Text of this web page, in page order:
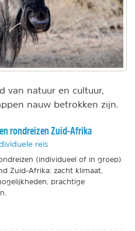
van natuur en cultuur,
nauw betrokken zijn.
rondreizen Zuid-Afrika
reis
(individueel of in groep)
Zuid-Afrika: zacht klimaat,
prachtige